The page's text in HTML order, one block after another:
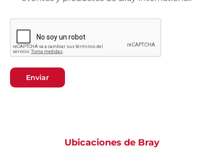
Enviar
Ubicaciones de Bray